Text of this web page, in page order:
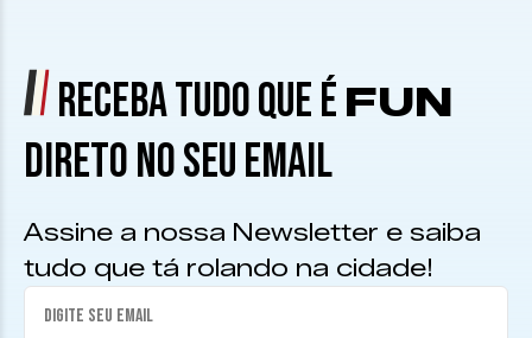
RECEBA TUDO QUE É FUN
DIRETO NO SEU EMAIL
Assine a nossa Newsletter e saiba
tudo que tá rolando na cidade!